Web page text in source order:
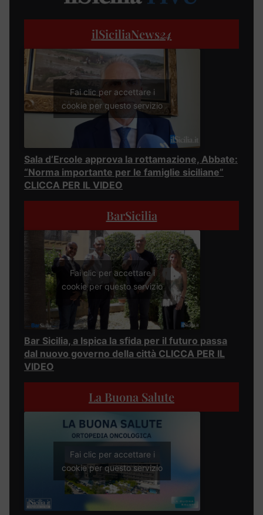
ilSiciliaNews24
Fai clic per accettare i
cookie per questo servizio
Sala d’Ercole approva la rottamazione, Abbate:
“Norma importante per le famiglie siciliane”
CLICCA PER IL VIDEO
BarSicilia
Fai clic per accettare i
cookie per questo servizio
Bar Sicilia, a Ispica la sfida per il futuro passa
dal nuovo governo della città CLICCA PER IL
VIDEO
La Buona Salute
Fai clic per accettare i
cookie per questo servizio